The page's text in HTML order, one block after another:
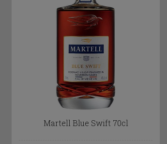
Martell Blue Swift 70cl